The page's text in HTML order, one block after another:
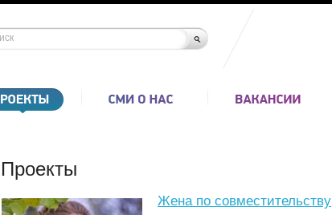
Проекты
Жена по совместительству